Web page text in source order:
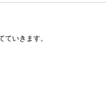
いきます。